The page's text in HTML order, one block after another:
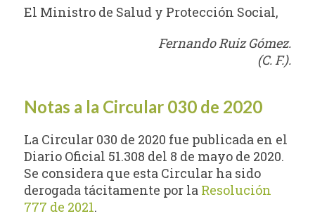
El Ministro de Salud y Protección Social,
Fernando Ruiz Gómez.
(C. F.).
Notas a la Circular 030 de 2020
La Circular 030 de 2020 fue publicada en el
Diario Oficial 51.308 del 8 de mayo de 2020.
Se considera que esta Circular ha sido
derogada tácitamente por la Resolución
777 de 2021.